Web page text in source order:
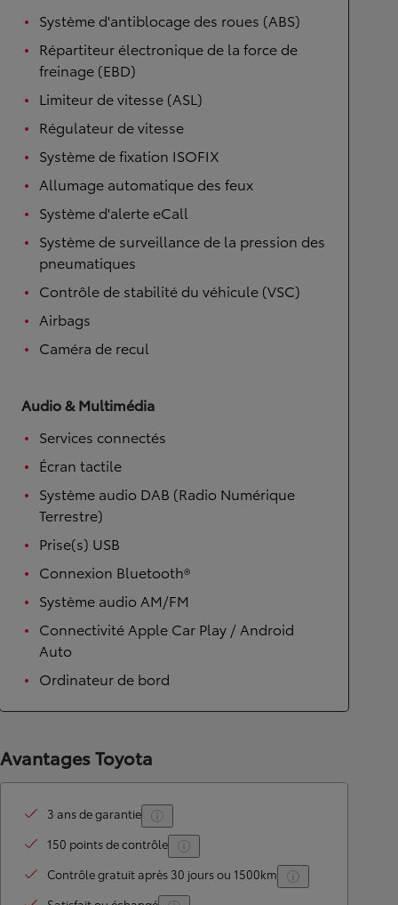
Système d'antiblocage des roues (ABS)
Répartiteur électronique de la force de
freinage (EBD)
Limiteur de vitesse (ASL)
Régulateur de vitesse
Système de fixation ISOFIX
Allumage automatique des feux
Système d'alerte eCall
Système de surveillance de la pression des
pneumatiques
Contrôle de stabilité du véhicule (VSC)
Airbags
Caméra de recul
Audio & Multimédia
Services connectés
Écran tactile
Système audio DAB (Radio Numérique
Terrestre)
Prise(s) USB
Connexion Bluetooth®
Système audio AM/FM
Connectivité Apple Car Play / Android
Auto
Ordinateur de bord
Avantages Toyota
3 ans de garantie
150 points de contrôle
Contrôle gratuit après 30 jours ou 1500km